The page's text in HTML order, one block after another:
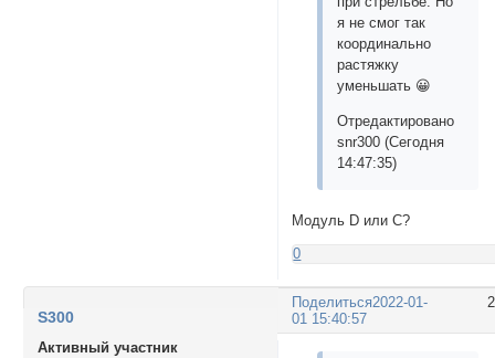
я не смог так
координально
растяжку
уменьшать 😀
Отредактировано
snr300 (Сегодня
14:47:35)
Модуль D или C?
0
Поделиться2022-01-
01 15:40:57
S300
Активный участник